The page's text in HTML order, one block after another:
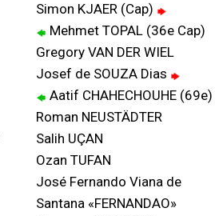
Simon KJAER (Cap)
Mehmet TOPAL (36e Cap)
Gregory VAN DER WIEL
Josef de SOUZA Dias
Aatif CHAHECHOUHE (69e)
Roman NEUSTÄDTER
Salih UÇAN
Ozan TUFAN
José Fernando Viana de
Santana «FERNANDAO»